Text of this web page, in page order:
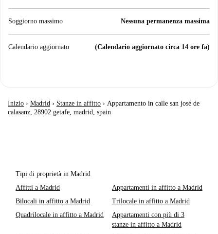
Soggiorno massimo Nessuna permanenza massima
Calendario aggiornato (Calendario aggiornato circa 14 ore fa)
Inizio › Madrid › Stanze in affitto › Appartamento in calle san josé de
calasanz, 28902 getafe, madrid, spain
Tipi di proprietà in Madrid
Affitti a Madrid
Appartamenti in affitto a Madrid
Bilocali in affitto a Madrid
Trilocale in affitto a Madrid
Quadrilocale in affitto a Madrid
Appartamenti con più di 3
stanze in affitto a Madrid